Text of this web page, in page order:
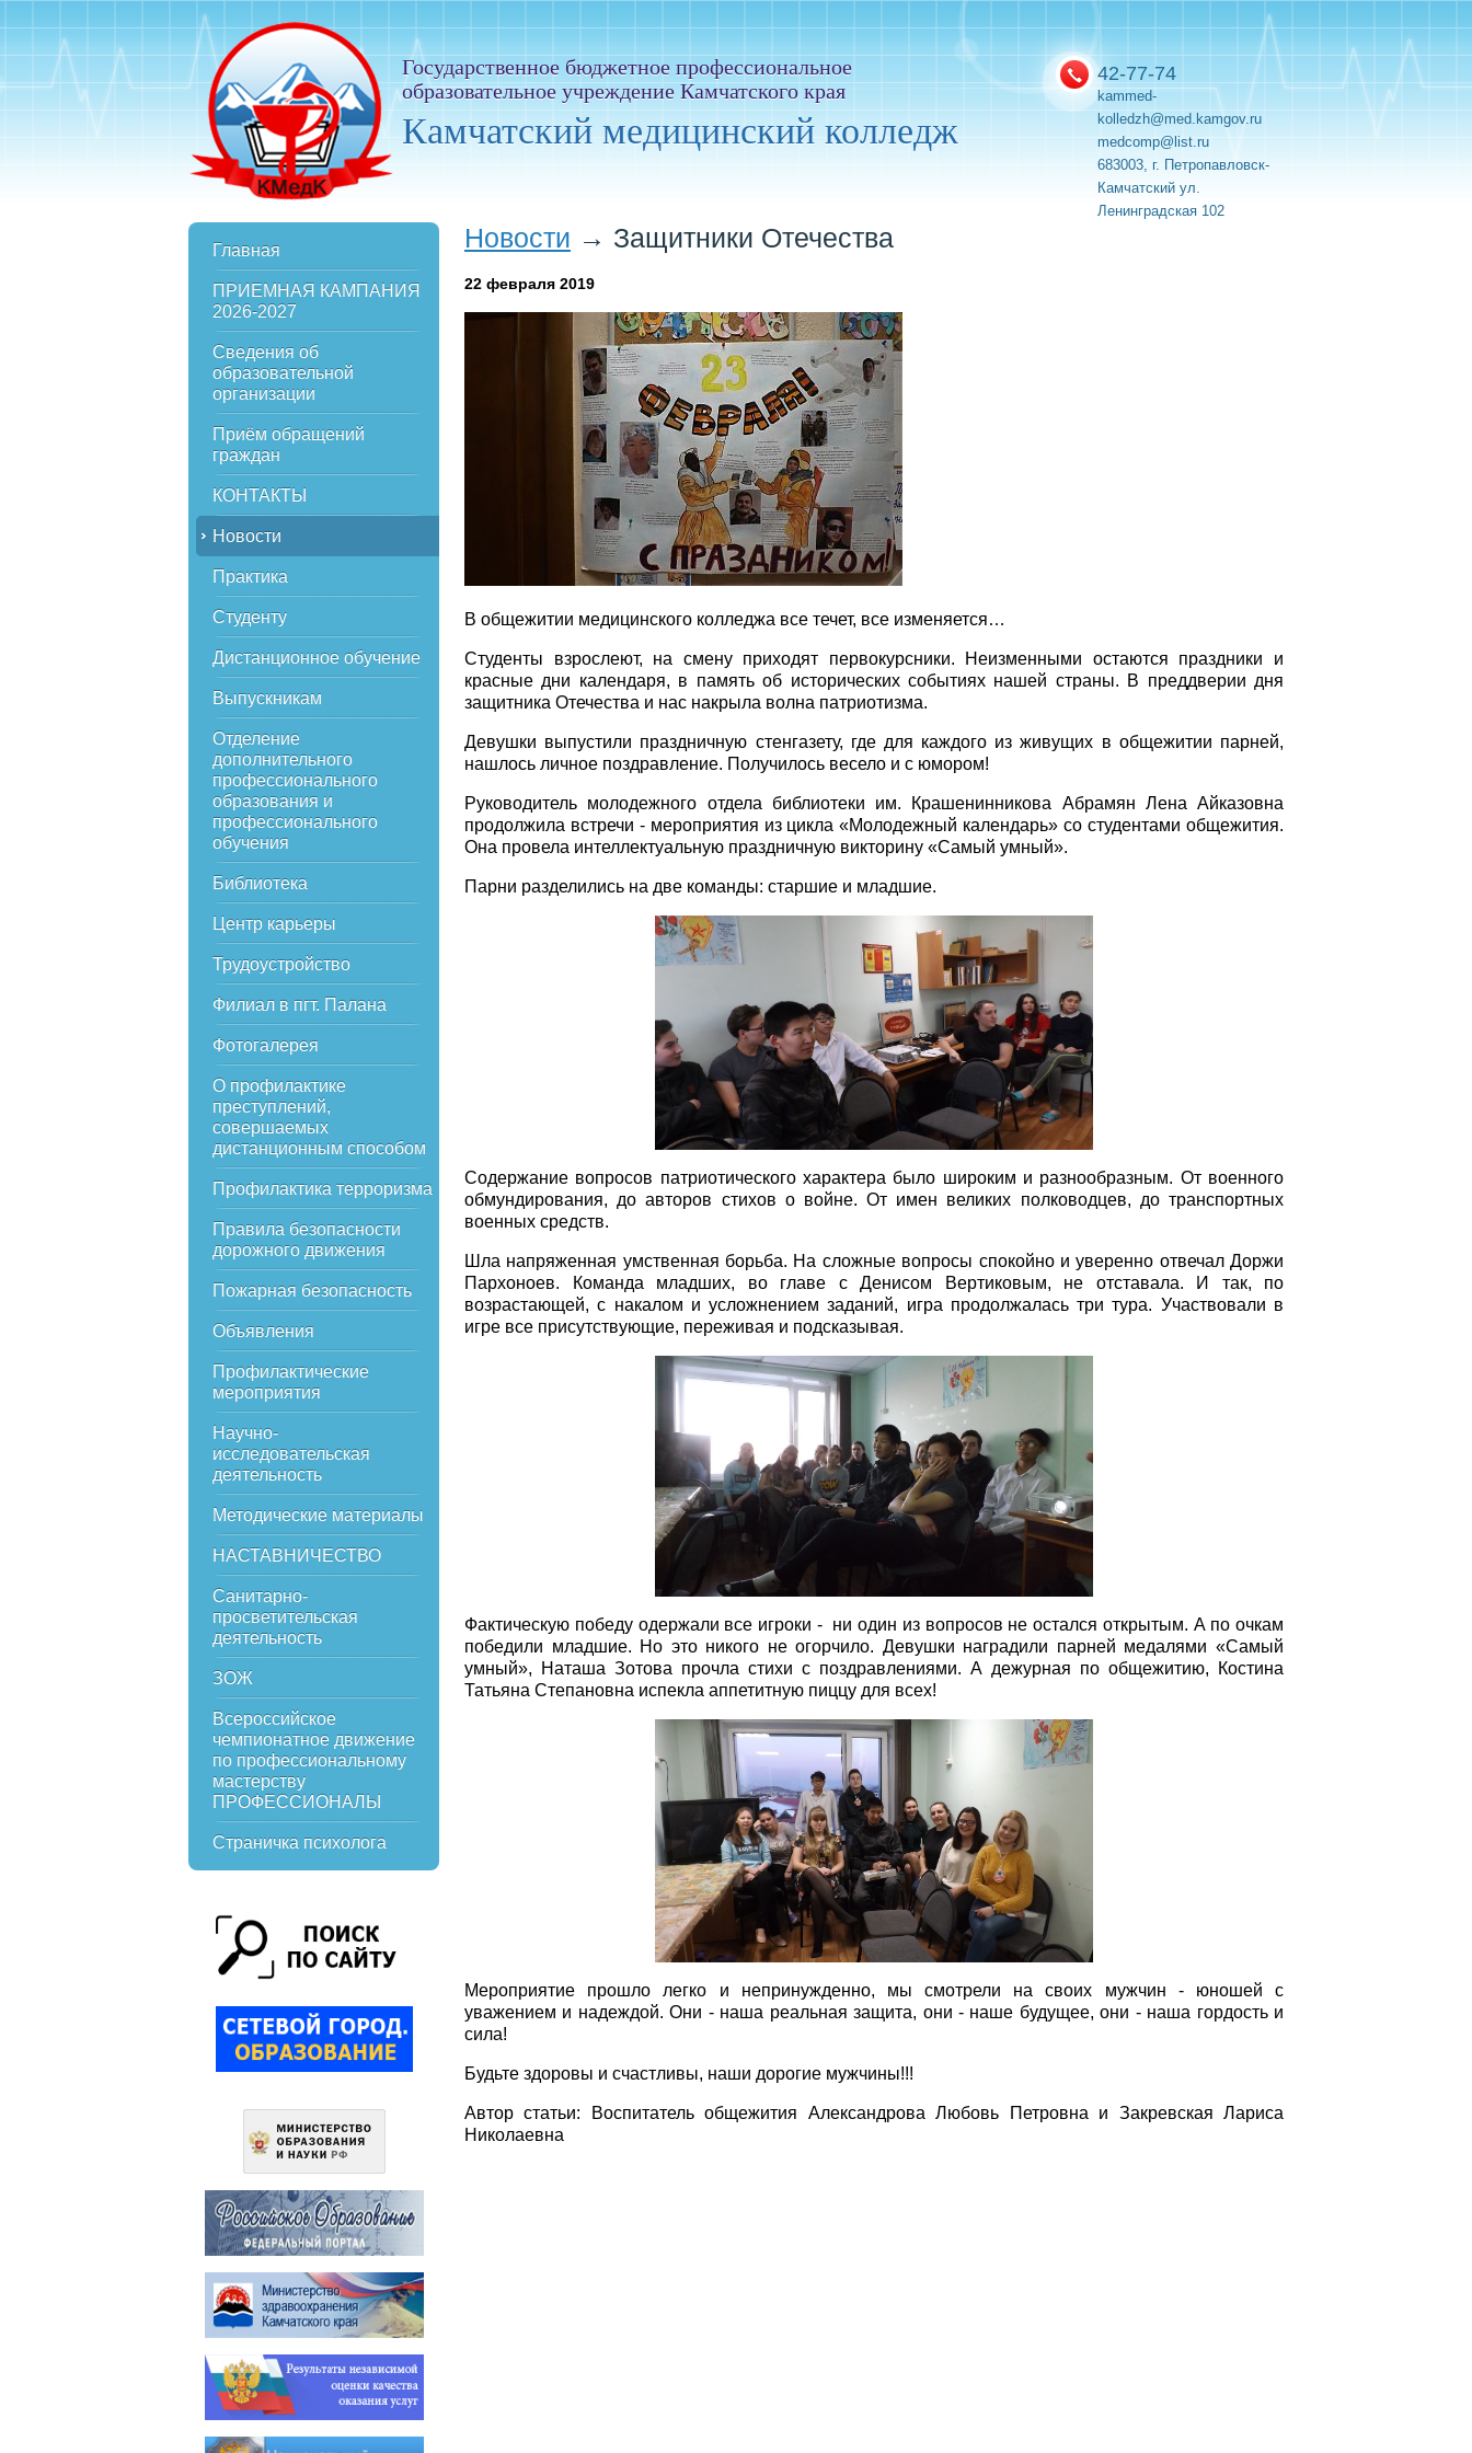
Государственное бюджетное профессиональное
образовательное учреждение Камчатского края
Камчатский медицинский колледж
42-77-74
kammed-
kolledzh@med.kamgov.ru
medcomp@list.ru
683003, г. Петропавловск-
Камчатский ул.
Ленинградская 102
Главная
ПРИЕМНАЯ КАМПАНИЯ
2026-2027
Сведения об
образовательной
организации
Приём обращений
граждан
КОНТАКТЫ
Новости
Практика
Студенту
Дистанционное обучение
Выпускникам
Отделение
дополнительного
профессионального
образования и
профессионального
обучения
Библиотека
Центр карьеры
Трудоустройство
Филиал в пгт. Палана
Фотогалерея
О профилактике
преступлений,
совершаемых
дистанционным способом
Профилактика терроризма
Правила безопасности
дорожного движения
Пожарная безопасность
Объявления
Профилактические
мероприятия
Научно-
исследовательская
деятельность
Методические материалы
НАСТАВНИЧЕСТВО
Санитарно-
просветительская
деятельность
ЗОЖ
Всероссийское
чемпионатное движение
по профессиональному
мастерству
ПРОФЕССИОНАЛЫ
Страничка психолога
Новости → Защитники Отечества
22 февраля 2019
В общежитии медицинского колледжа все течет, все изменяется…
Студенты взрослеют, на смену приходят первокурсники. Неизменными остаются праздники и
красные дни календаря, в память об исторических событиях нашей страны. В преддверии дня
защитника Отечества и нас накрыла волна патриотизма.
Девушки выпустили праздничную стенгазету, где для каждого из живущих в общежитии парней,
нашлось личное поздравление. Получилось весело и с юмором!
Руководитель молодежного отдела библиотеки им. Крашенинникова Абрамян Лена Айказовна
продолжила встречи - мероприятия из цикла «Молодежный календарь» со студентами общежития.
Она провела интеллектуальную праздничную викторину «Самый умный».
Парни разделились на две команды: старшие и младшие.
Содержание вопросов патриотического характера было широким и разнообразным. От военного
обмундирования, до авторов стихов о войне. От имен великих полководцев, до транспортных
военных средств.
Шла напряженная умственная борьба. На сложные вопросы спокойно и уверенно отвечал Доржи
Пархоноев. Команда младших, во главе с Денисом Вертиковым, не отставала. И так, по
возрастающей, с накалом и усложнением заданий, игра продолжалась три тура. Участвовали в
игре все присутствующие, переживая и подсказывая.
Фактическую победу одержали все игроки - ни один из вопросов не остался открытым. А по очкам
победили младшие. Но это никого не огорчило. Девушки наградили парней медалями «Самый
умный», Наташа Зотова прочла стихи с поздравлениями. А дежурная по общежитию, Костина
Татьяна Степановна испекла аппетитную пиццу для всех!
Мероприятие прошло легко и непринужденно, мы смотрели на своих мужчин - юношей с
уважением и надеждой. Они - наша реальная защита, они - наше будущее, они - наша гордость и
сила!
Будьте здоровы и счастливы, наши дорогие мужчины!!!
Автор статьи: Воспитатель общежития Александрова Любовь Петровна и Закревская Лариса
Николаевна